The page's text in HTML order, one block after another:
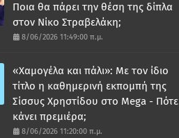
Ποια θα πάρει την θέση της δίπλα
στον Νίκο Στραβελάκη;
8/06/2026 11:49:00 π.μ.
«Χαμογέλα και πάλι»: Με τον ίδιο
τίτλο η καθημερινή εκπομπή της
Σίσσυς Χρηστίδου στο Mega - Πότε
κάνει πρεμιέρα;
8/06/2026 11:20:00 π.μ.